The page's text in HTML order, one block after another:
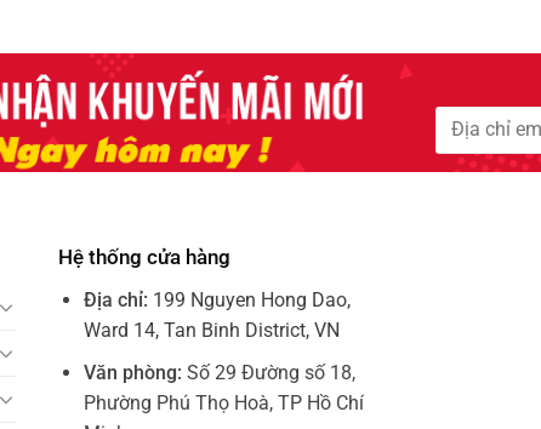
Hệ thống cửa hàng
Địa chỉ: 199 Nguyen Hong Dao,
Ward 14, Tan Binh District, VN
Văn phòng: Số 29 Đường số 18,
Phường Phú Thọ Hoà, TP Hồ Chí